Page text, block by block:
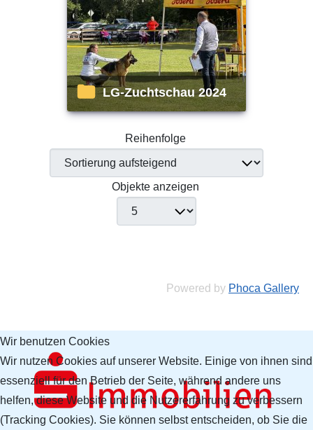
LG-Zuchtschau 2024
Reihenfolge
Objekte anzeigen
Powered by Phoca Gallery
Wir benutzen Cookies
Wir nutzen Cookies auf unserer Website. Einige von ihnen sind
essenziell für den Betrieb der Seite, während andere uns
helfen, diese Website und die Nutzererfahrung zu verbessern
(Tracking Cookies). Sie können selbst entscheiden, ob Sie die